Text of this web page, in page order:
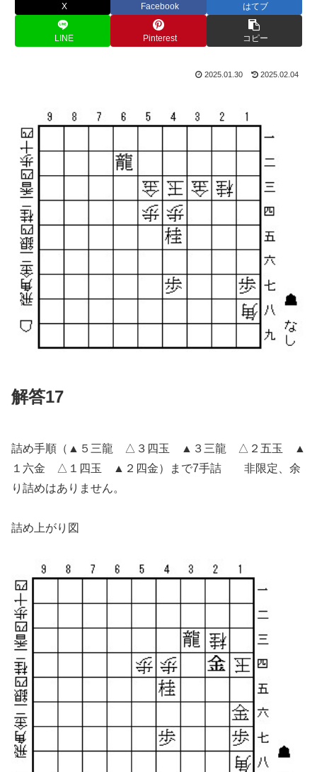
X Facebook はてブ
LINE Pinterest コピー
2025.01.30 2025.02.04
解答17
詰め手順（▲５三龍 △３四玉 ▲３三龍 △２五玉 ▲
１六金 △１四玉 ▲２四金）まで7手詰 非限定、余
り詰めはありません。
詰め上がり図